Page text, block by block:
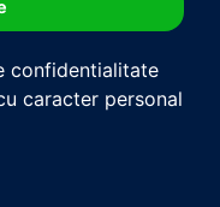
confidentialitate
caracter personal